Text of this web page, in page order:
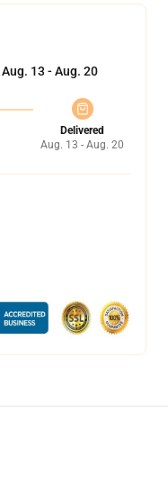
Aug. 13 - Aug. 20
Delivered
Aug. 13 - Aug. 20